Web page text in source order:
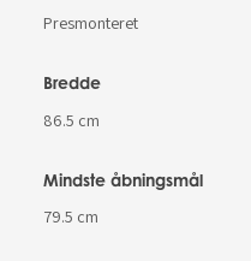
Presmonteret
Bredde
86.5 cm
Mindste åbningsmål
79.5 cm